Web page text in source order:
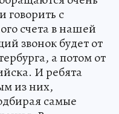
говорить с
счета в нашей
звонок будет от
а потом от
И ребята
из них,
самые